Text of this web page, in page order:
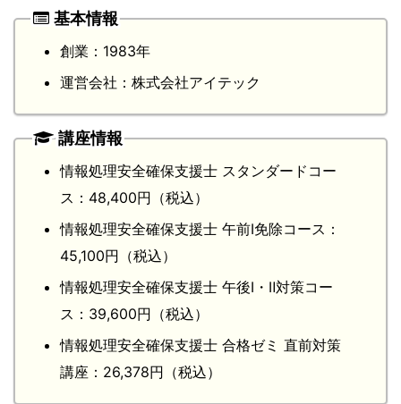
基本情報
創業：1983年
運営会社：株式会社アイテック
講座情報
情報処理安全確保支援士 スタンダードコー
ス：48,400円（税込）
情報処理安全確保支援士 午前Ⅰ免除コース：
45,100円（税込）
情報処理安全確保支援士 午後Ⅰ・Ⅱ対策コー
ス：39,600円（税込）
情報処理安全確保支援士 合格ゼミ 直前対策
講座：26,378円（税込）